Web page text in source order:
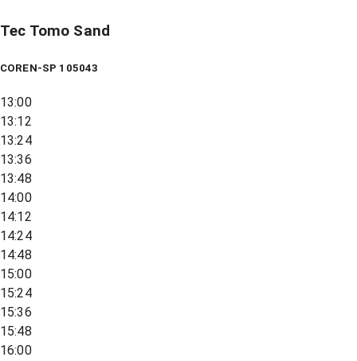
Tec Tomo Sand
COREN-SP 105043
13:00
13:12
13:24
13:36
13:48
14:00
14:12
14:24
14:48
15:00
15:24
15:36
15:48
16:00